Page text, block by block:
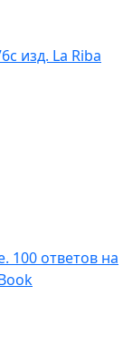
изд. La Riba